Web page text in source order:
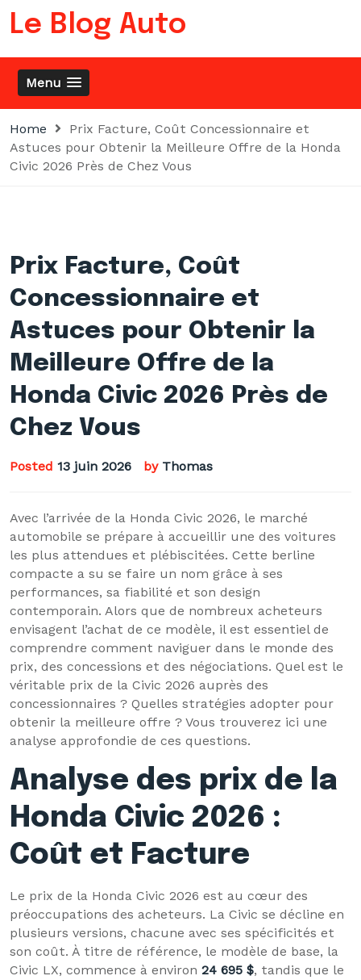
Skip
Le Blog Auto
Menu
Home
Prix Facture, Coût Concessionnaire et
Astuces pour Obtenir la Meilleure Offre de la Honda
Civic 2026 Près de Chez Vous
Prix Facture, Coût
Concessionnaire et
Astuces pour Obtenir la
Meilleure Offre de la
Honda Civic 2026 Près de
Chez Vous
Posted 13 juin 2026 by Thomas
Avec l’arrivée de la Honda Civic 2026, le marché
automobile se prépare à accueillir une des voitures
les plus attendues et plébiscitées. Cette berline
compacte a su se faire un nom grâce à ses
performances, sa fiabilité et son design
contemporain. Alors que de nombreux acheteurs
envisagent l’achat de ce modèle, il est essentiel de
comprendre comment naviguer dans le monde des
prix, des concessions et des négociations. Quel est le
véritable prix de la Civic 2026 auprès des
concessionnaires ? Quelles stratégies adopter pour
obtenir la meilleure offre ? Vous trouverez ici une
analyse approfondie de ces questions.
Analyse des prix de la
Honda Civic 2026 :
Coût et Facture
Le prix de la Honda Civic 2026 est au cœur des
préoccupations des acheteurs. La Civic se décline en
plusieurs versions, chacune avec ses spécificités et
son coût. À titre de référence, le modèle de base, la
Civic LX, commence à environ 24 695 $, tandis que le